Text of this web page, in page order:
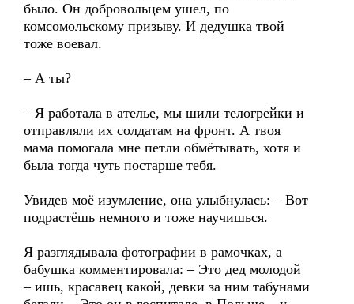
было. Он добровольцем ушел, по
комсомольскому призыву. И дедушка твой
тоже воевал.
– А ты?
– Я работала в ателье, мы шили телогрейки и
отправляли их солдатам на фронт. А твоя
мама помогала мне петли обмётывать, хотя и
была тогда чуть постарше тебя.
Увидев моё изумление, она улыбнулась: – Вот
подрастёшь немного и тоже научишься.
Я разглядывала фотографии в рамочках, а
бабушка комментировала: – Это дед молодой
– ишь, красавец какой, девки за ним табунами